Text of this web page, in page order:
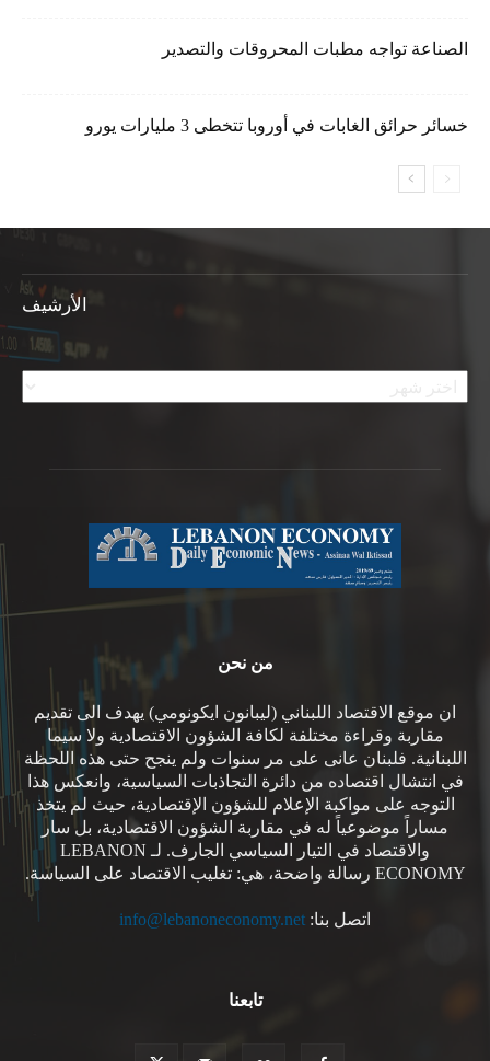
الصناعة تواجه مطبات المحروقات والتصدير
خسائر حرائق الغابات في أوروبا تتخطى 3 مليارات يورو
الأرشيف
الأرشيف
من نحن
ان موقع الاقتصاد اللبناني (ليبانون ايكونومي) يهدف الى تقديم
مقاربة وقراءة مختلفة لكافة الشؤون الاقتصادية ولا سيما
اللبنانية. فلبنان عانى على مر سنوات ولم ينجح حتى هذه اللحظة
في انتشال اقتصاده من دائرة التجاذبات السياسية، وانعكس هذا
التوجه على مواكبة الإعلام للشؤون الإقتصادية، حيث لم يتخذ
مساراً موضوعياً له في مقاربة الشؤون الاقتصادية، بل سار
والاقتصاد في التيار السياسي الجارف. لـ LEBANON
ECONOMY رسالة واضحة، هي: تغليب الاقتصاد على السياسة.
اتصل بنا: info@lebanoneconomy.net
تابعنا